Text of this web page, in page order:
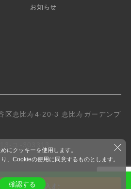
求人に申し込む
お知らせ
区恵比寿4-20-3 恵比寿ガーデンプ
Reserved.
にクッキーを使用します。
、Cookieの使用に同意するものとします。
確認する